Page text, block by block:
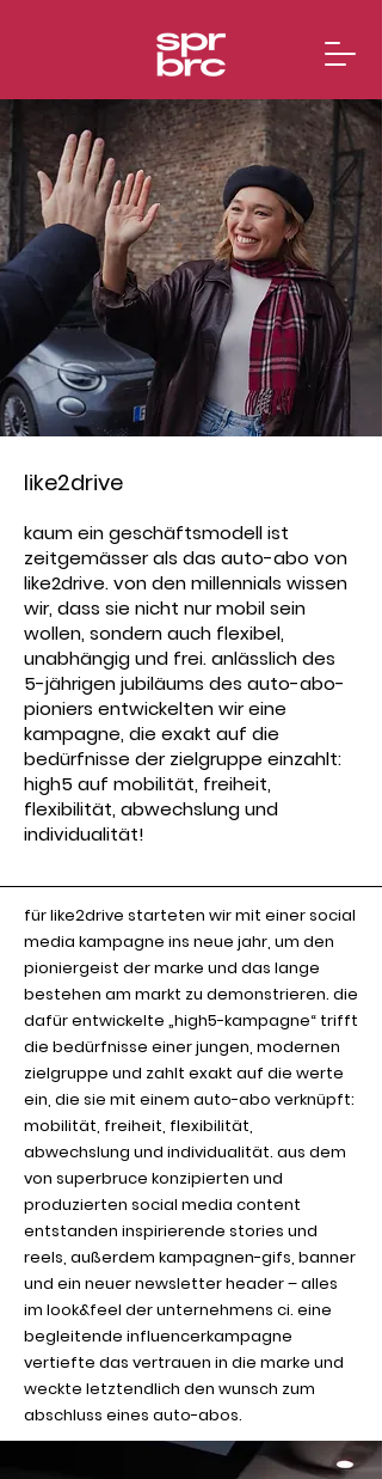
like2drive
kaum ein geschäftsmodell ist
zeitgemässer als das auto-abo von
like2drive. von den millennials wissen
wir, dass sie nicht nur mobil sein
wollen, sondern auch flexibel,
unabhängig und frei. anlässlich des
5-jährigen jubiläums des auto-abo-
pioniers entwickelten wir eine
kampagne, die exakt auf die
bedürfnisse der zielgruppe einzahlt:
high5 auf mobilität, freiheit,
flexibilität, abwechslung und
individualität!
für like2drive starteten wir mit einer social
media kampagne ins neue jahr, um den
pioniergeist der marke und das lange
bestehen am markt zu demonstrieren. die
dafür entwickelte „high5-kampagne“ trifft
die bedürfnisse einer jungen, modernen
zielgruppe und zahlt exakt auf die werte
ein, die sie mit einem auto-abo verknüpft:
mobilität, freiheit, flexibilität,
abwechslung und individualität. aus dem
von superbruce konzipierten und
produzierten social media content
entstanden inspirierende stories und
reels, außerdem kampagnen-gifs, banner
und ein neuer newsletter header – alles
im look&feel der unternehmens ci. eine
begleitende influencerkampagne
vertiefte das vertrauen in die marke und
weckte letztendlich den wunsch zum
abschluss eines auto-abos.